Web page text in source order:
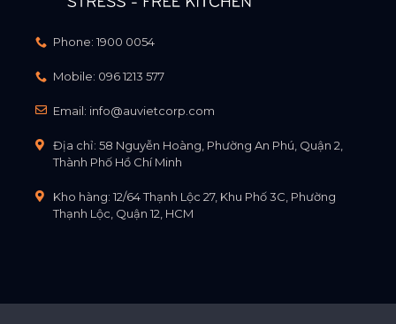
Phone: 1900 0054
Mobile: 096 1213 577
Email: info@auvietcorp.com
Địa chỉ: 58 Nguyễn Hoàng, Phường An Phú, Quận 2,
Thành Phố Hồ Chí Minh
Kho hàng: 12/64 Thạnh Lộc 27, Khu Phố 3C, Phường
Thạnh Lộc, Quận 12, HCM